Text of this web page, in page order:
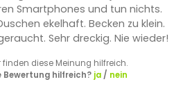
Smartphones und tun nichts.
ekelhaft. Becken zu klein.
Sehr dreckig. Nie wieder!
finden diese Meinung hilfreich.
Bewertung hilfreich? ja/ nein